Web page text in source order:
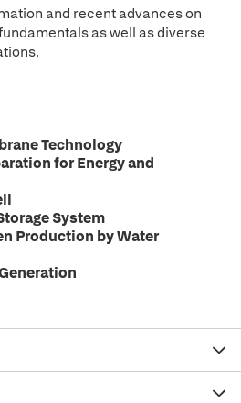
and recent advances on
as well as diverse
Technology
for Energy and
System
Production by Water